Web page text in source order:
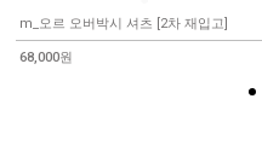
m_오르 오버박시 셔츠 [2차 재입고]
68,000원